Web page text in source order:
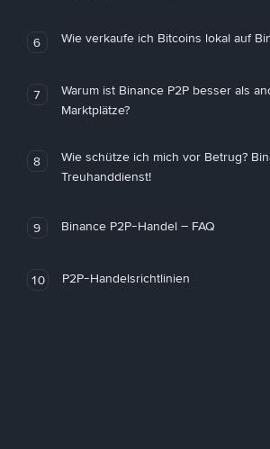
6 Wie verkaufe ich Bitcoins lokal auf
7
Warum ist Binance P2P besser als
Marktplätze?
8
Wie schütze ich mich vor Betrug?
Treuhanddienst!
9 Binance P2P-Handel – FAQ
10 P2P-Handelsrichtlinien